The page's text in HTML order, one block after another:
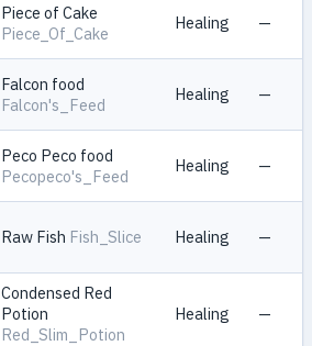
Piece of Cake
Piece_Of_Cake
Healing —
Falcon food
Falcon's_Feed
Healing —
Peco Peco food
Pecopeco's_Feed
Healing —
Raw Fish Fish_Slice Healing —
Condensed Red
Potion
Red_Slim_Potion
Healing —